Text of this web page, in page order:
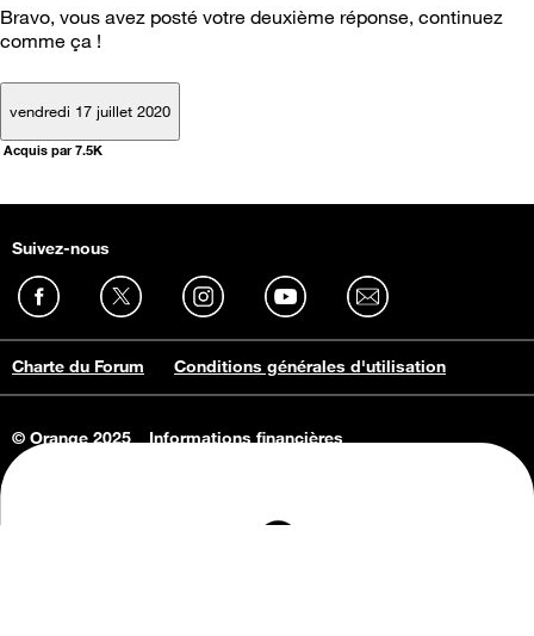
Bravo, vous avez posté votre deuxième réponse, continuez
comme ça !
vendredi 17 juillet 2020
Acquis par 7.5K
Suivez-nous
Charte du Forum Conditions générales d'utilisation
© Orange 2025
Informations financières